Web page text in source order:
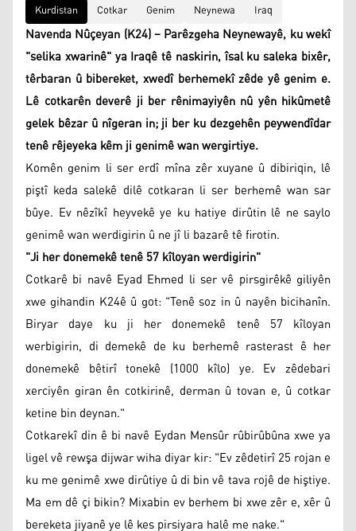
Kurdistan Cotkar Genim Neynewa Iraq
Navenda Nûçeyan (K24) – Parêzgeha Neynewayê, ku wekî
"selika xwarinê" ya Iraqê tê naskirin, îsal ku saleka bixêr,
têrbaran û bibereket, xwedî berhemekî zêde yê genim e.
Lê cotkarên deverê ji ber rênimayiyên nû yên hikûmetê
gelek bêzar û nîgeran in; ji ber ku dezgehên peywendîdar
tenê rêjeyeka kêm ji genimê wan wergirtiye.
Komên genim li ser erdî mîna zêr xuyane û dibiriqin, lê
piştî keda salekê dilê cotkaran li ser berhemê wan sar
bûye. Ev nêzîkî heyvekê ye ku hatiye dirûtin lê ne saylo
genimê wan werdigirin û ne jî li bazarê tê firotin.
"Ji her donemekê tenê 57 kîloyan werdigirin"
Cotkarê bi navê Eyad Ehmed li ser vê pirsgirêkê giliyên
xwe gihandin K24ê û got: "Tenê soz in û nayên bicihanîn.
Biryar daye ku ji her donemekê tenê 57 kîloyan
werbigirin, di demekê de ku berhemê rasterast ê her
donemekê bêtirî tonekê (1000 kîlo) ye. Ev zêdebari
xerciyên giran ên cotkirinê, derman û tovan e, û cotkar
ketine bin deynan."
Cotkarekî din ê bi navê Eydan Mensûr rûbirûbûna xwe ya
ligel vê rewşa dijwar wiha diyar kir: "Ev zêdetirî 25 rojan e
ku me genimê xwe dirûtiye û di bin vê tava rojê de hiştiye.
Ma em dê çi bikin? Mixabin ev berhem bi xwe zêr e, xêr û
bereketa jiyanê ye lê kes pirsiyara halê me nake."